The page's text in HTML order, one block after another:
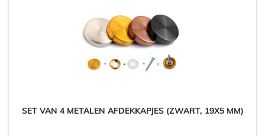
SET VAN 4 METALEN AFDEKKAPJES (ZWART, 19X5 MM)